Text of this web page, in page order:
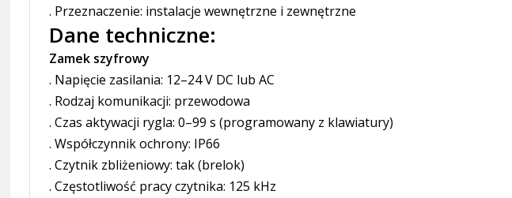
. Przeznaczenie: instalacje wewnętrzne i zewnętrzne
Dane techniczne:
Zamek szyfrowy
. Napięcie zasilania: 12–24 V DC lub AC
. Rodzaj komunikacji: przewodowa
. Czas aktywacji rygla: 0–99 s (programowany z klawiatury)
. Współczynnik ochrony: IP66
. Czytnik zbliżeniowy: tak (brelok)
. Częstotliwość pracy czytnika: 125 kHz